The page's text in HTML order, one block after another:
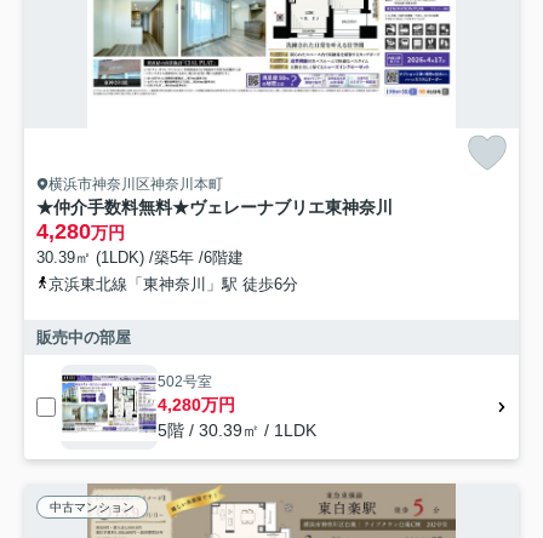
横浜市神奈川区神奈川本町
★仲介手数料無料★ヴェレーナブリエ東神奈川
4,280万円
30.39㎡ (1LDK) /築5年 /6階建
京浜東北線「東神奈川」駅 徒歩6分
販売中の部屋
502号室
4,280万円
5階 / 30.39㎡ / 1LDK
中古マンション